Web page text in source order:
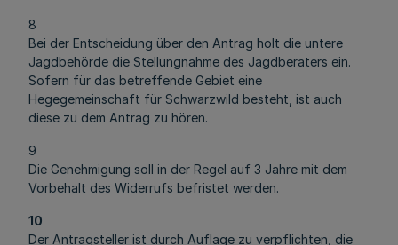
8
Bei der Entscheidung über den Antrag holt die untere
Jagdbehörde die Stellungnahme des Jagdberaters ein.
Sofern für das betreffende Gebiet eine
Hegegemeinschaft für Schwarzwild besteht, ist auch
diese zu dem Antrag zu hören.
9
Die Genehmigung soll in der Regel auf 3 Jahre mit dem
Vorbehalt des Widerrufs befristet werden.
10
Der Antragsteller ist durch Auflage zu verpflichten, die